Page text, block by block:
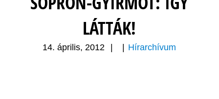
LÁTTÁK!
14. április, 2012 Hírarchívum